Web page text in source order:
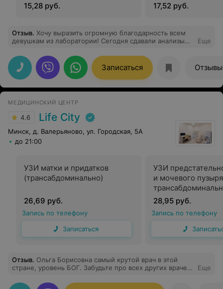
15,28 руб.
17,52 руб.
Отзыв. Хочу выразить огромную благодарность всем
девушкам из лаборатории! Сегодня сдавали анализы
пробирок
Еще
Записаться Отзывы
МЕДИЦИНСКИЙ ЦЕНТР
4.6 Life City
Минск, д. Валерьяново, ул. Городская, 5А
до 21:00
УЗИ матки и придатков
(трансабдоминально)
26,69 руб.
Запись по телефону
Записаться
УЗИ
и мочевого пузыря
28,95 руб.
Запись по телефону
Отзыв. Ольга Борисовна самый крутой врач в этой
стране, уровень БОГ. Забудьте про всех других врачей,
Еще